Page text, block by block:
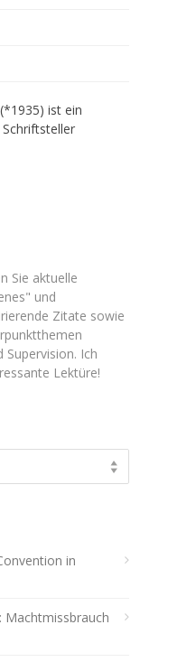
(*1935) ist ein
Sie aktuelle
und
Zitate sowie
Supervision. Ich
Lektüre!
in
Machtmissbrauch